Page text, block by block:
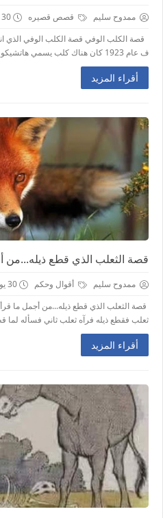
ممدوح سليم قصص قصيره
30 يونيو 2021
ف عام 1923 كان هناك كلب يسمي هاتشيكو يمتلكة البروفيسور سابورو أست...
أقراء المزيد
قصة الثعلب الذي قطع ذيله...من
ممدوح سليم أقوال وحكم
30 يونيو 2021
قصة الثعلب الذي قطع ذيله...من أجمل ما
ثعلب فقطع ذيله فرآه ثعلب ثاني فسأله لما
أقراء المزيد